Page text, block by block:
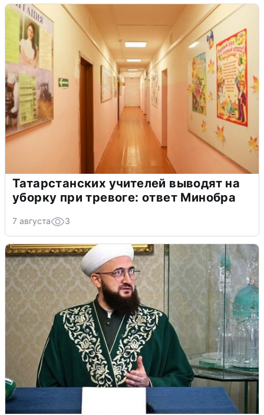
Татарстанских учителей выводят на
уборку при тревоге: ответ Минобра
7 августа 3